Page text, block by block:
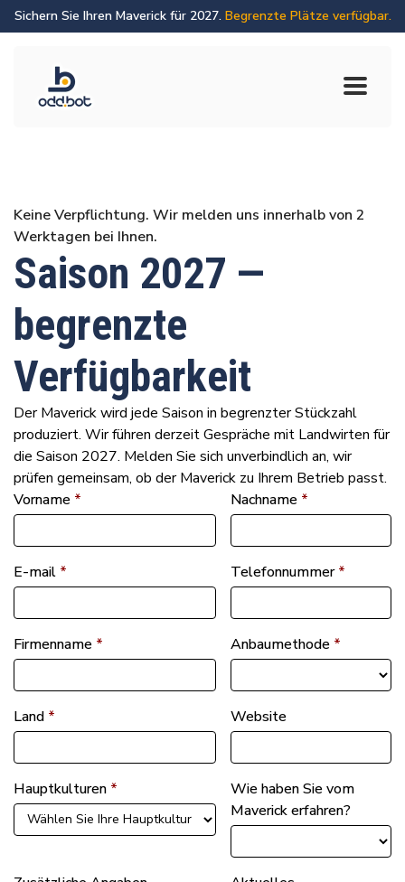
Sichern Sie Ihren Maverick für 2027. Begrenzte Plätze verfügbar.
Keine Verpflichtung. Wir melden uns innerhalb von 2
Werktagen bei Ihnen.
Saison 2027 —
begrenzte
Verfügbarkeit
Der Maverick wird jede Saison in begrenzter Stückzahl
produziert. Wir führen derzeit Gespräche mit Landwirten für
die Saison 2027. Melden Sie sich unverbindlich an, wir
prüfen gemeinsam, ob der Maverick zu Ihrem Betrieb passt.
Vorname * Nachname *
E-mail * Telefonnummer*
Firmenname * Anbaumethode *
Land * Website
Hauptkulturen *
Wie haben Sie vom
Maverick erfahren?